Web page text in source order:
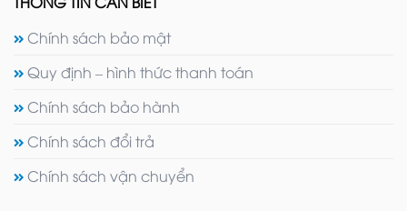
Chính sách bảo mật
Quy định – hình thức thanh toán
Chính sách bảo hành
Chính sách đổi trả
Chính sách vận chuyển